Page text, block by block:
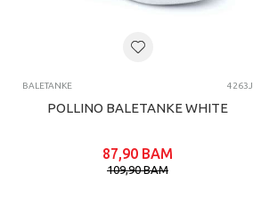
BALETANKE 4263J
POLLINO BALETANKE WHITE
87,90 BAM
109,90BAM